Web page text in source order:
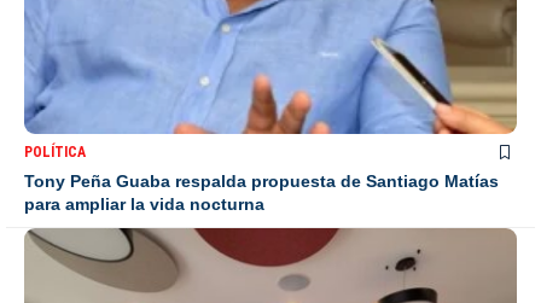
POLÍTICA
Tony Peña Guaba respalda propuesta de Santiago Matías
para ampliar la vida nocturna